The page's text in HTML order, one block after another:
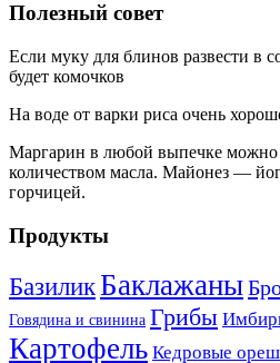
Полезный совет
Если муку для блинов развести в
будет комочков
На воде от варки риса очень
Маргарин в любой выпечке можно
количеством масла. Майонез —
горчицей.
Продукты
БазиликБаклажаны
Говядина и свинина Грибы
Картофель Кедровые